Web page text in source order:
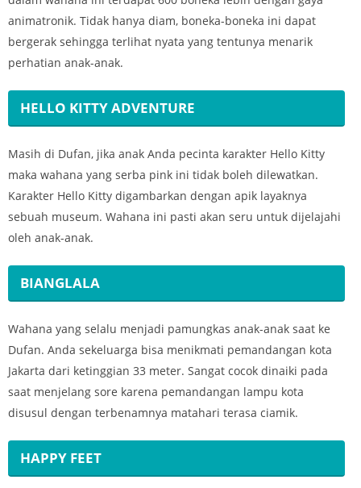
animatronik. Tidak hanya diam, boneka-boneka ini dapat
bergerak sehingga terlihat nyata yang tentunya menarik
perhatian anak-anak.
HELLO KITTY ADVENTURE
Masih di Dufan, jika anak Anda pecinta karakter Hello Kitty
maka wahana yang serba pink ini tidak boleh dilewatkan.
Karakter Hello Kitty digambarkan dengan apik layaknya
sebuah museum. Wahana ini pasti akan seru untuk dijelajahi
oleh anak-anak.
BIANGLALA
Wahana yang selalu menjadi pamungkas anak-anak saat ke
Dufan. Anda sekeluarga bisa menikmati pemandangan kota
Jakarta dari ketinggian 33 meter. Sangat cocok dinaiki pada
saat menjelang sore karena pemandangan lampu kota
disusul dengan terbenamnya matahari terasa ciamik.
HAPPY FEET